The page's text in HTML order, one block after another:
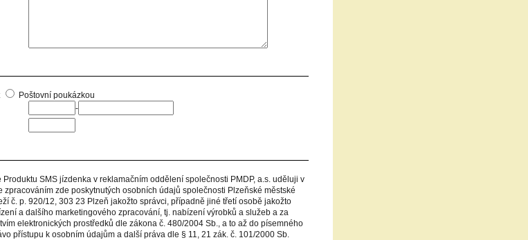
Poštovní poukázkou
-
SMS jízdenka v reklamačním oddělení společnosti PMDP, a.s. uděluji v
zde poskytnutých osobních údajů společnosti Plzeňské městské
č. p. 920/12, 303 23 Plzeň jakožto správci, případně jiné třetí osobě jakožto
a dalšího marketingového zpracování, tj. nabízení výrobků a služeb a za
elektronických prostředků dle zákona č. 480/2004 Sb., a to až do písemného
přístupu k osobním údajům a další práva dle § 11, 21 zák. č. 101/2000 Sb.